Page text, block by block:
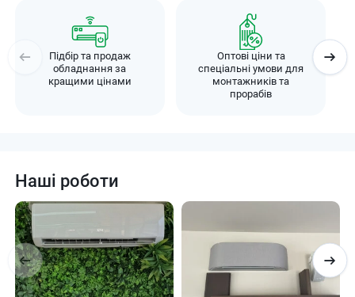
Підбір та продаж
обладнання за
кращими цінами
Оптові ціни та
спеціальні умови для
монтажників та
прорабів
Наші роботи